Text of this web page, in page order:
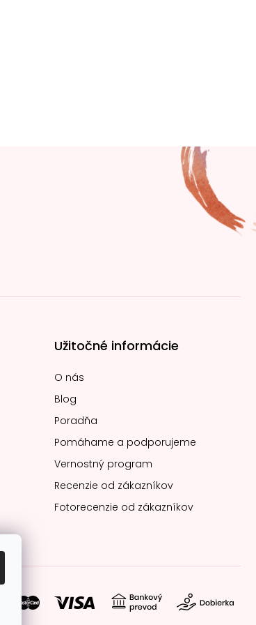
Užitočné informácie
O nás
Blog
Poradňa
Pomáhame a podporujeme
Vernostný program
Recenzie od zákazníkov
Fotorecenzie od zákazníkov